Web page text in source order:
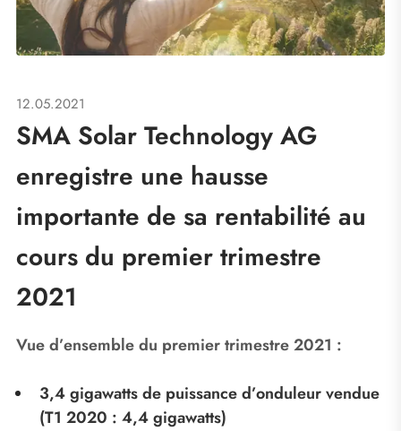
12.05.2021
SMA Solar Technology AG
enregistre une hausse
importante de sa rentabilité au
cours du premier trimestre
2021
Vue d’ensemble du premier trimestre 2021 :
3,4 gigawatts de puissance d’onduleur vendue
(T1 2020 : 4,4 gigawatts)